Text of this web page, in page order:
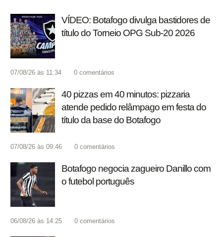
VÍDEO: Botafogo divulga bastidores de
título do Torneio OPG Sub-20 2026
07/08/26 às 11:34 0 comentários
40 pizzas em 40 minutos: pizzaria
atende pedido relâmpago em festa do
título da base do Botafogo
07/08/26 às 09:46 0 comentários
Botafogo negocia zagueiro Danillo com
o futebol português
06/08/26 às 14:25 0 comentários